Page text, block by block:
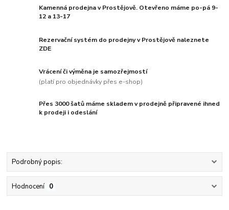
Kamenná prodejna v Prostějově. Otevřeno máme po-pá 9-
12 a 13-17
Rezervační systém do prodejny v Prostějově naleznete
ZDE
Vrácení či výměna je samozřejmostí
(platí pro objednávky přes e-shop)
Přes 3000 šatů máme skladem v prodejně připravené ihned
k prodeji i odeslání
Podrobný popis:
Hodnocení 0